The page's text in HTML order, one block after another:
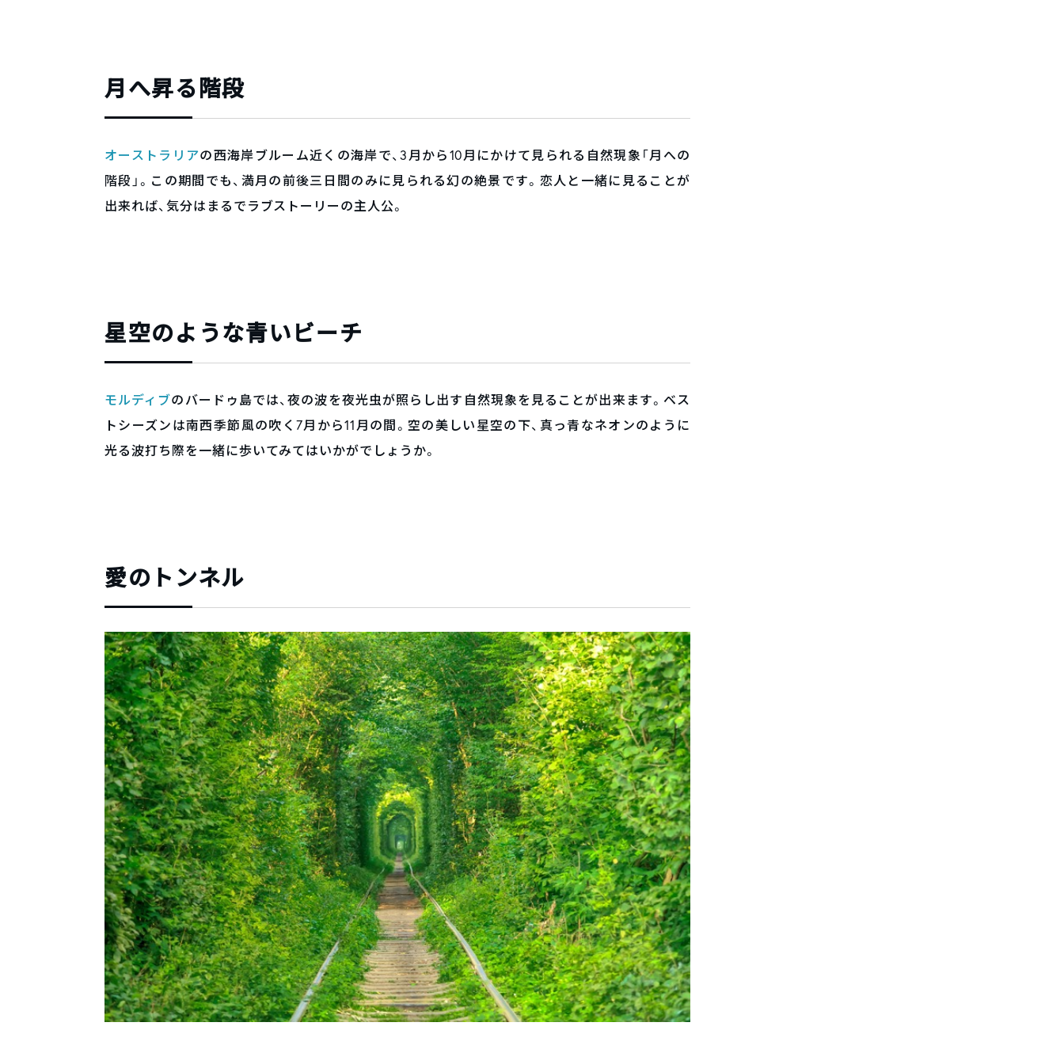
月へ昇る階段
オーストラリアの西海岸ブルーム近くの海岸で、3月から10月にかけて見られる自然現象「月への
階段」。この期間でも、満月の前後三日間のみに見られる幻の絶景です。恋人と一緒に見ることが
出来れば、気分はまるでラブストーリーの主人公。
星空のような青いビーチ
モルディブのバードゥ島では、夜の波を夜光虫が照らし出す自然現象を見ることが出来ます。ベス
トシーズンは南西季節風の吹く7月から11月の間。空の美しい星空の下、真っ青なネオンのように
光る波打ち際を一緒に歩いてみてはいかがでしょうか。
愛のトンネル